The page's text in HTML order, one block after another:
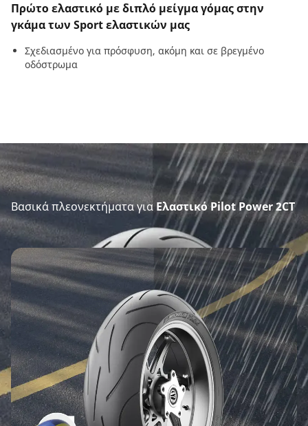
Πρώτο ελαστικό με διπλό μείγμα γόμας στην
γκάμα των Sport ελαστικών μας
Σχεδιασμένο για πρόσφυση, ακόμη και σε βρεγμένο
οδόστρωμα
Βασικά πλεονεκτήματα γιαΕλαστικό Pilot Power 2CT